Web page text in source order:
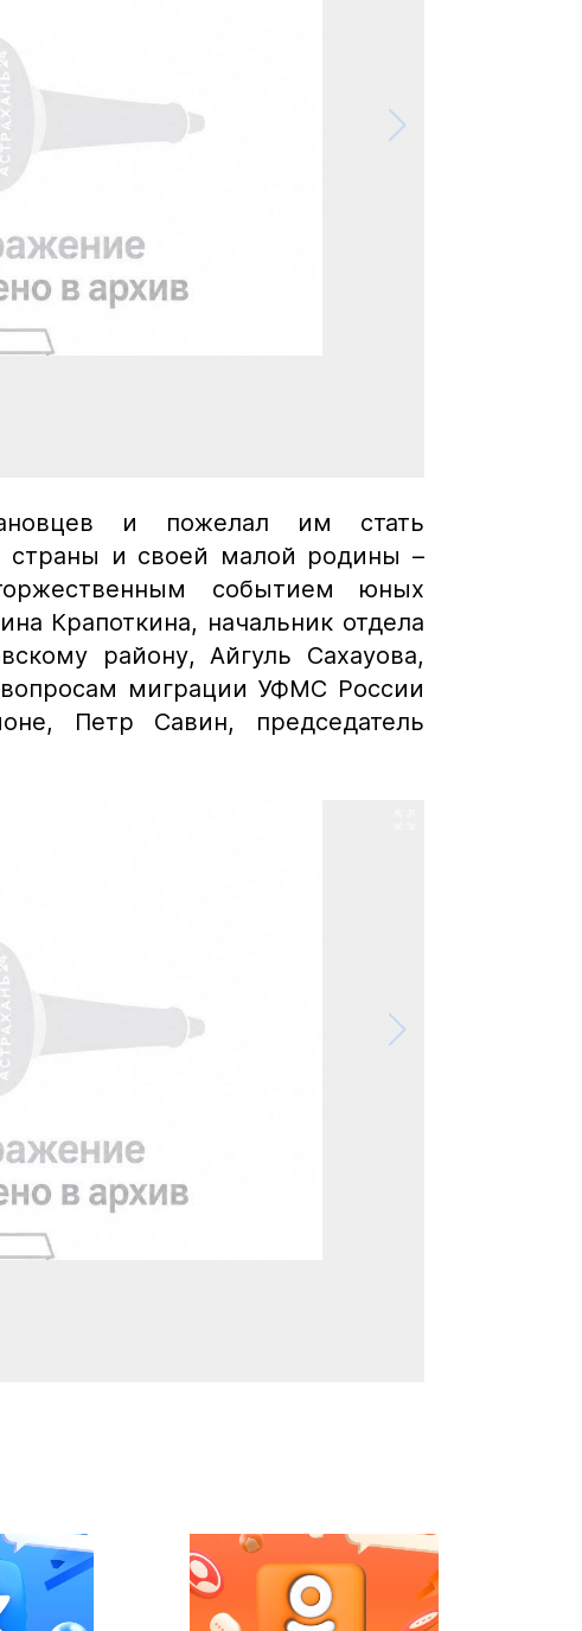
и пожелал им стать
страны и своей малой родины –
событием юных
Крапоткина, начальник отдела
району, Айгуль Сахауова,
миграции УФМС России
Петр Савин, председатель